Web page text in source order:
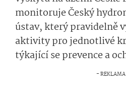
monitoruje Český
ústav, který pravidelně
aktivity pro jednotlivé
týkající se prevence a